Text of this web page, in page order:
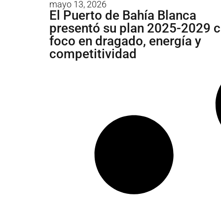
mayo 13, 2026
El Puerto de Bahía Blanca
presentó su plan 2025-2029
foco en dragado, energía y
competitividad